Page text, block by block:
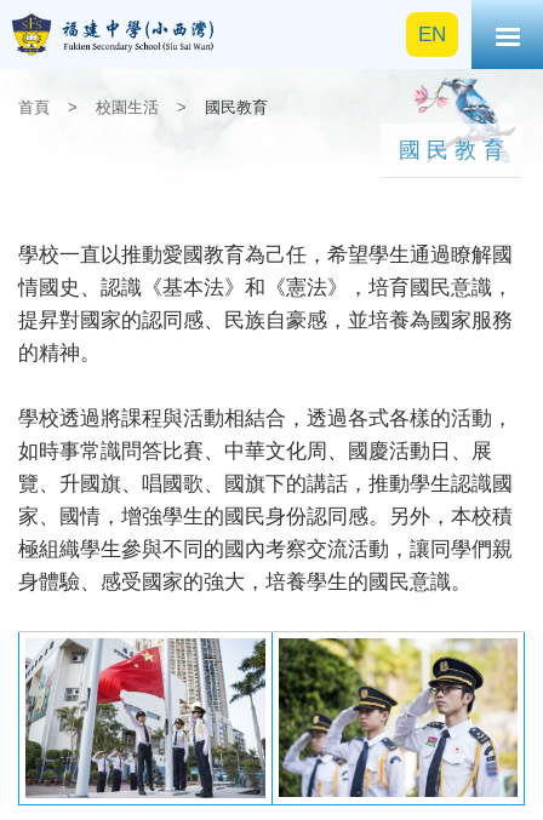
EN
首頁 > 校園生活 > 國民教育
國民教育
學校一直以推動愛國教育為己任，希望學生通過瞭解國
情國史、認識《基本法》和《憲法》，培育國民意識，
提昇對國家的認同感、民族自豪感，並培養為國家服務
的精神。
學校透過將課程與活動相結合，透過各式各樣的活動，
如時事常識問答比賽、中華文化周、國慶活動日、展
覽、升國旗、唱國歌、國旗下的講話，推動學生認識國
家、國情，增強學生的國民身份認同感。另外，本校積
極組織學生參與不同的國內考察交流活動，讓同學們親
身體驗、感受國家的強大，培養學生的國民意識。